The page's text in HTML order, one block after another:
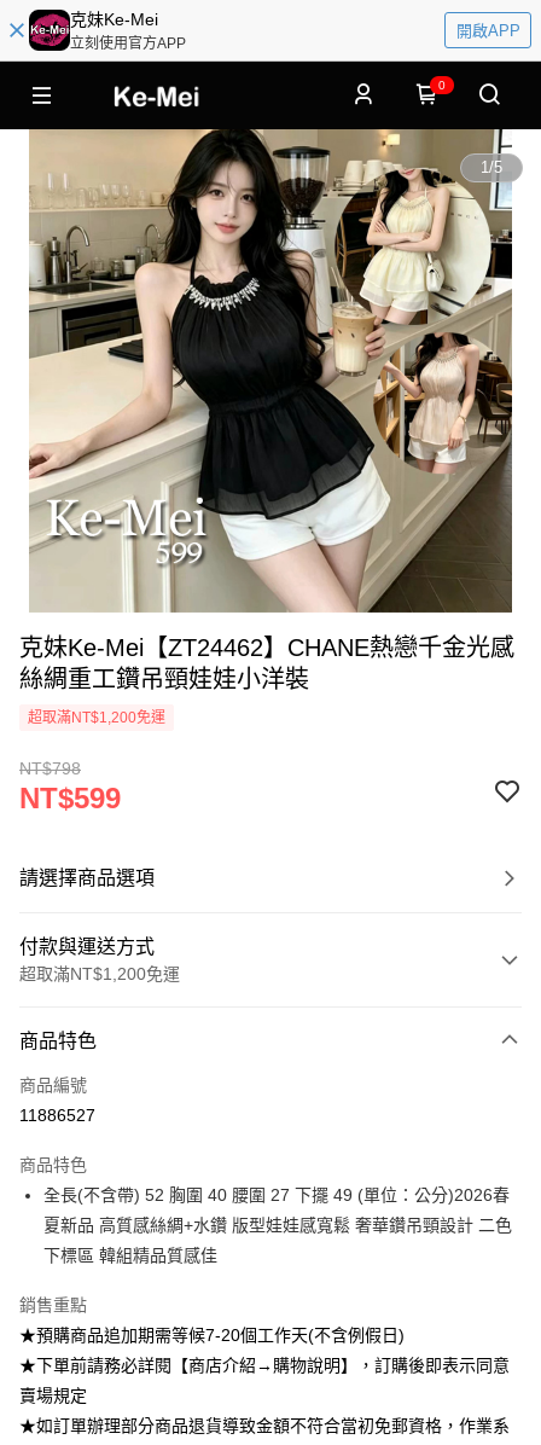
克妹Ke-Mei
立刻使用官方APP
開啟APP
0
1/5
克妹Ke-Mei【ZT24462】CHANE熱戀千金光感
絲綢重工鑽吊頸娃娃小洋裝
超取滿NT$1,200免運
NT$798
NT$599
請選擇商品選項
付款與運送方式
超取滿NT$1,200免運
信用卡一次付款
超商取貨付款
ATM付款
運送方式
付款後全家取貨
每筆NT$85，滿NT$1,200(含以上)免運費
商品特色
商品編號
11886527
商品特色
全長(不含帶) 52 胸圍 40 腰圍 27 下擺 49 (單位：公分)2026春
夏新品 高質感絲綢+水鑽 版型娃娃感寬鬆 奢華鑽吊頸設計 二色
下標區 韓組精品質感佳
銷售重點
★預購商品追加期需等候7-20個工作天(不含例假日)
★下單前請務必詳閱【商店介紹→購物說明】，訂購後即表示同意
賣場規定
★如訂單辦理部分商品退貨導致金額不符合當初免郵資格，作業系